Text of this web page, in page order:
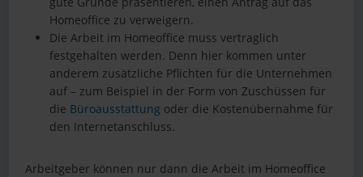
Homeoffice zu verweigern.
Die Arbeit im Homeoffice muss vertraglich
festgehalten werden. Denn hier kommen unter
anderem zusätzliche Pflichten für die Unternehmen
auf – zum Beispiel in der Form von Zuschüssen für
die Büroausstattung oder die Kostenübernahme für
den Internetanschluss.
Arbeitgeber können nur dann die Arbeit im Homeoffice